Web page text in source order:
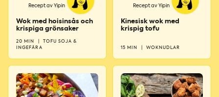
Recept av Yipin
Wok med hoisinsås och
krispiga grönsaker
20 MIN
TOFU SOJA &
INGEFÄRA
Recept av Yipin
Kinesisk wok med
krispig tofu
15 MIN WOKNUDLAR